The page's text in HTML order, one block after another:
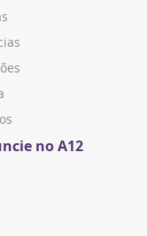
no A12